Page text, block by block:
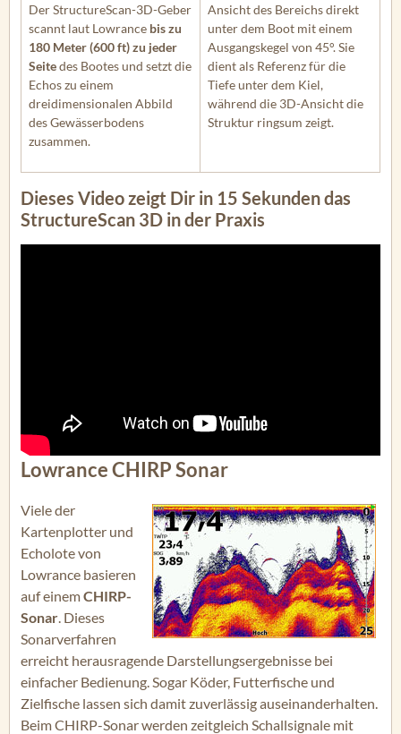
Der StructureScan-3D-Geber
scannt laut Lowrance bis zu
180 Meter (600 ft) zu jeder
Seitedes Bootes und setzt die
Echos zu einem
dreidimensionalen Abbild
des Gewässerbodens
zusammen.
Ansicht des Bereichs direkt
unter dem Boot mit einem
Ausgangskegel von 45°. Sie
dient als Referenz für die
Tiefe unter dem Kiel,
während die 3D-Ansicht die
Struktur ringsum zeigt.
Dieses Video zeigt Dir in 15 Sekunden das
StructureScan 3D in der Praxis
Lowrance CHIRP Sonar
Viele der
Kartenplotter und
Echolote von
Lowrance basieren
auf einemCHIRP-
Sonar. Dieses
Sonarverfahren
erreicht herausragende Darstellungsergebnisse bei
einfacher Bedienung. Sogar Köder, Futterfische und
Zielfische lassen sich damit zuverlässig auseinanderhalten.
Beim CHIRP-Sonar werden zeitgleich Schallsignale mit